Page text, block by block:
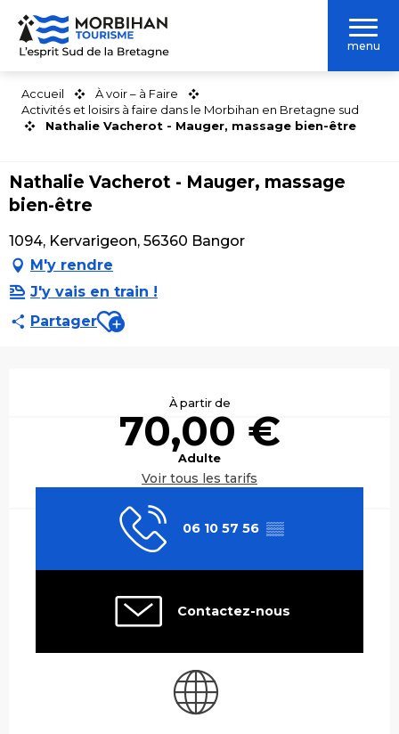
Aller
contenu
menu
Accueil
À voir – à Faire
Activités et loisirs à faire dans le Morbihan en Bretagne sud
Nathalie Vacherot - Mauger, massage bien-être
Nathalie Vacherot - Mauger, massage
bien-être
1094, Kervarigeon, 56360 Bangor
M'y rendre
J'y vais en train !
PartagerAjouter aux favoris
À partir de
70,00 €
Adulte
Voir tous les tarifs
06 10 57 56 ▒▒
Contactez-nous